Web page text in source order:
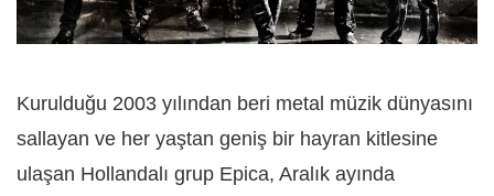
Kurulduğu 2003 yılından beri metal müzik dünyasını
sallayan ve her yaştan geniş bir hayran kitlesine
ulaşan Hollandalı grup Epica, Aralık ayında